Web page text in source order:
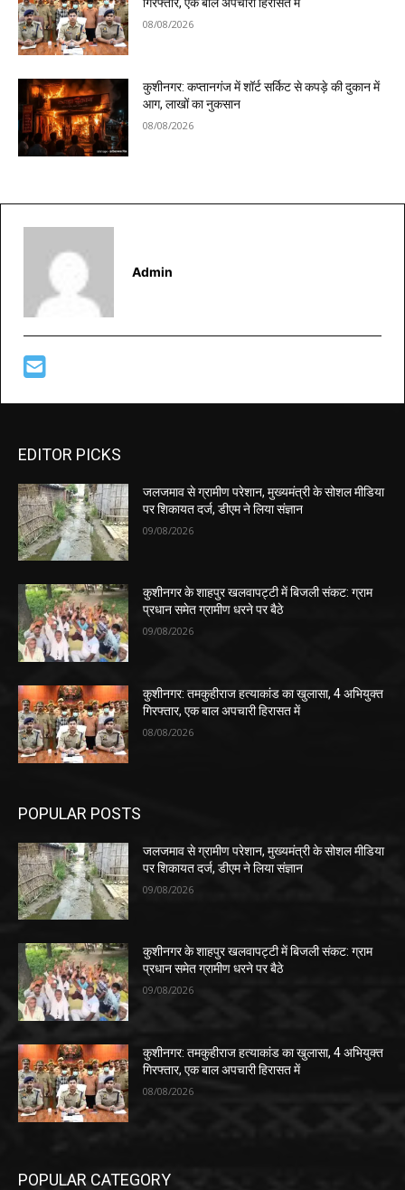
गिरफ्तार, एक बाल अपचारी हिरासत में
08/08/2026
कुशीनगर: कप्तानगंज में शॉर्ट सर्किट से कपड़े की दुकान में
आग, लाखों का नुकसान
08/08/2026
Admin
EDITOR PICKS
जलजमाव से ग्रामीण परेशान, मुख्यमंत्री के सोशल मीडिया
पर शिकायत दर्ज, डीएम ने लिया संज्ञान
09/08/2026
कुशीनगर के शाहपुर खलवापट्टी में बिजली संकट: ग्राम
प्रधान समेत ग्रामीण धरने पर बैठे
09/08/2026
कुशीनगर: तमकुहीराज हत्याकांड का खुलासा, 4 अभियुक्त
गिरफ्तार, एक बाल अपचारी हिरासत में
08/08/2026
POPULAR POSTS
जलजमाव से ग्रामीण परेशान, मुख्यमंत्री के सोशल मीडिया
पर शिकायत दर्ज, डीएम ने लिया संज्ञान
09/08/2026
कुशीनगर के शाहपुर खलवापट्टी में बिजली संकट: ग्राम
प्रधान समेत ग्रामीण धरने पर बैठे
09/08/2026
कुशीनगर: तमकुहीराज हत्याकांड का खुलासा, 4 अभियुक्त
गिरफ्तार, एक बाल अपचारी हिरासत में
08/08/2026
POPULAR CATEGORY